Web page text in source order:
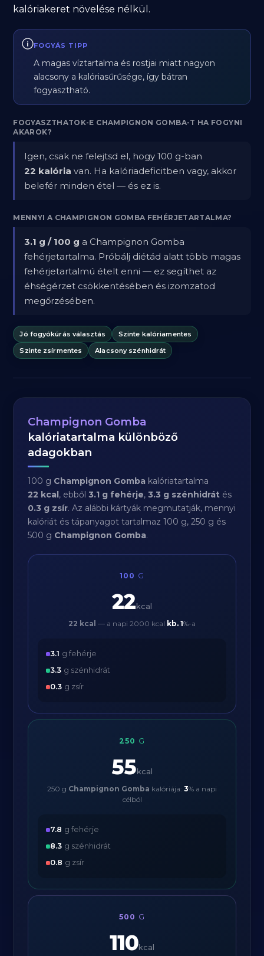
kalóriakeret növelése nélkül.
FOGYÁS TIPP
A magas víztartalma és rostjai miatt nagyon
alacsony a kalóriasűrűsége, így bátran
fogyasztható.
FOGYASZTHATOK-E CHAMPIGNON GOMBA-T HA FOGYNI
AKAROK?
Igen, csak ne felejtsd el, hogy 100 g-ban
22 kalória van. Ha kalóriadeficitben vagy, akkor
belefér minden étel — és ez is.
MENNYI A CHAMPIGNON GOMBA FEHÉRJETARTALMA?
3.1 g / 100 g a Champignon Gomba
fehérjetartalma. Próbálj diétád alatt több magas
fehérjetartalmú ételt enni — ez segíthet az
éhségérzet csökkentésében és izomzatod
megőrzésében.
Jó fogyókúrás választás
Szinte kalóriamentes
Szinte zsírmentes
Alacsony szénhidrát
Champignon Gomba
kalóriatartalma különböző
adagokban
100 g Champignon Gomba kalóriatartalma
22 kcal, ebből3.1 g fehérje,3.3 g szénhidrát és
0.3 g zsír. Az alábbi kártyák megmutatják, mennyi
kalóriát és tápanyagot tartalmaz 100 g, 250 g és
500 g Champignon Gomba.
100 G
22 kcal
22 kcal — a napi 2000 kcal kb. 1%-a
3.1 g fehérje
3.3 g szénhidrát
0.3 g zsír
250 G
55 kcal
250 g Champignon Gomba kalóriája: 3% a napi
célból
7.8 g fehérje
8.3 g szénhidrát
0.8 g zsír
500 G
110kcal